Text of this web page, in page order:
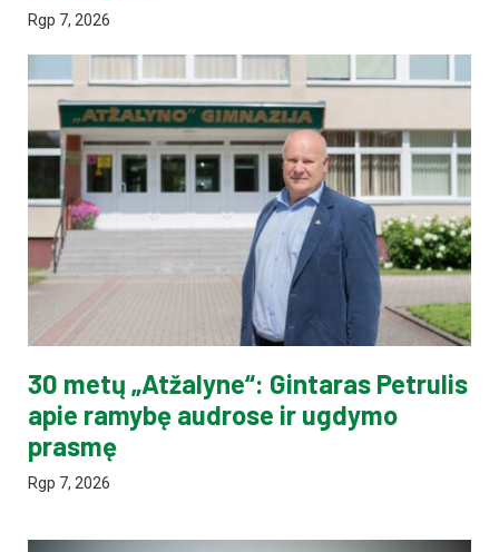
Rgp 7, 2026
30 metų „Atžalyne“: Gintaras Petrulis
apie ramybę audrose ir ugdymo
prasmę
Rgp 7, 2026